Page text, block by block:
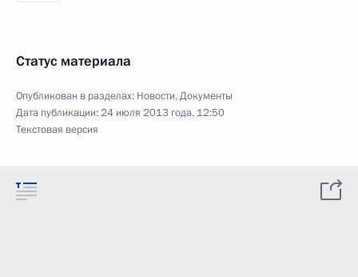
Статус материала
Опубликован в разделах: Новости,Документы
Дата публикации:24 июля 2013 года, 12:50
Текстовая версия